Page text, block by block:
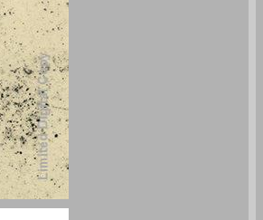
אוצרות עכשווית בישראל 1965 - 2010 ... 0